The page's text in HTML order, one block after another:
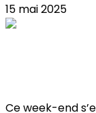
15 mai 2025
Ce week-end